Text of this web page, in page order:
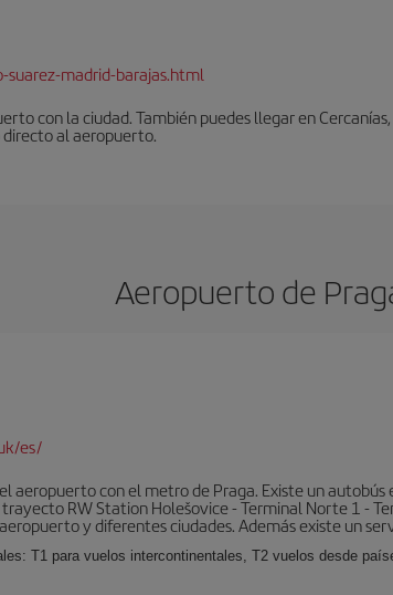
madrid-barajas.html
con la ciudad. También puedes llegar en
al aeropuerto.
Aeropuerto de
es/
aeropuerto con el metro de Praga. Existe un
RW Station Holešovice - Terminal Norte 1 -
y diferentes ciudades. Además existe un
T1 para vuelos intercontinentales, T2 vuelos desde